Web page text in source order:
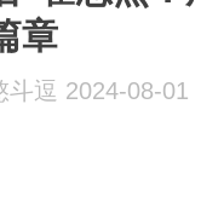
章
斗逗 2024-08-01